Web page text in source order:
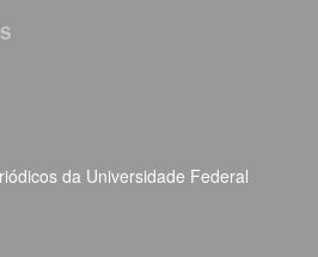
da Universidade Federal